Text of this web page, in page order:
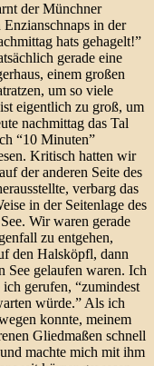
der Münchner
in der
hats gehagelt!”
gerade eine
einem großen
um so viele
eigentlich zu groß, um
nachmittag das Tal
“10 Minuten”
Kritisch hatten wir
der anderen Seite des
verbarg das
in der Seitenlage des
Wir waren gerade
zu entgehen,
den Halsköpfl, dann
See gelaufen waren. Ich
gerufen, “zumindest
würde.” Als ich
konnte, meinem
Gliedmaßen schnell
machte mich mit ihm